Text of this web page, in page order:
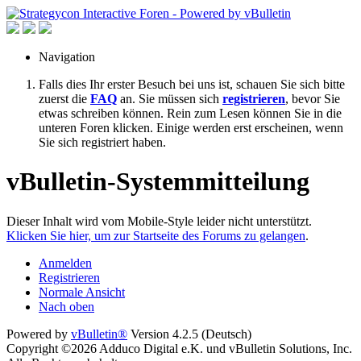
Navigation
Falls dies Ihr erster Besuch bei uns ist, schauen Sie sich bitte
zuerst die FAQ an. Sie müssen sich registrieren, bevor Sie
etwas schreiben können. Rein zum Lesen können Sie in die
unteren Foren klicken. Einige werden erst erscheinen, wenn
Sie sich registriert haben.
vBulletin-Systemmitteilung
Dieser Inhalt wird vom Mobile-Style leider nicht unterstützt.
Klicken Sie hier, um zur Startseite des Forums zu gelangen.
Anmelden
Registrieren
Normale Ansicht
Nach oben
Powered by vBulletin® Version 4.2.5 (Deutsch)
Copyright ©2026 Adduco Digital e.K. und vBulletin Solutions, Inc.